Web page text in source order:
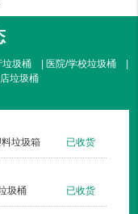
圾桶 | 医院/学校垃圾桶 |
垃圾桶
垃圾箱 已收货
圾桶 已收货